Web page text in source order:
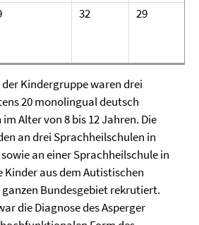
32 29
Kindergruppe waren drei
20 monolingual deutsch
Alter von 8 bis 12 Jahren. Die
an drei Sprachheilschulen in
an einer Sprachheilschule in
Kinder aus dem Autistischen
Bundesgebiet rekrutiert.
die Diagnose des Asperger